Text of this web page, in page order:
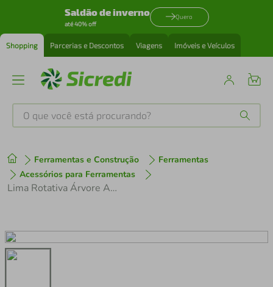
Saldão de inverno
até 40% off
Quero
Shopping Parcerias e Descontos Viagens Imóveis e Veículos
O que você está procurando?
Ferramentas e Construção
Ferramentas
Acessórios para Ferramentas
Lima Rotativa Árvore Arredondada 45,007 8mm Rocast
1º tenis